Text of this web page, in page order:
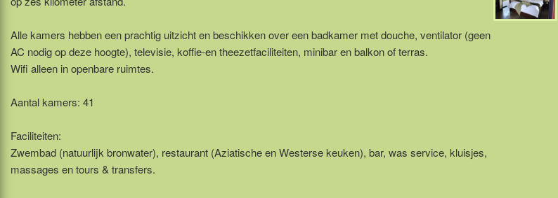
Alle kamers hebben een prachtig uitzicht en beschikken over een badkamer met douche, ventilator (geen
AC nodig op deze hoogte), televisie, koffie-en theezetfaciliteiten, minibar en balkon of terras.
Wifi alleen in openbare ruimtes.
Aantal kamers: 41
Faciliteiten:
Zwembad (natuurlijk bronwater), restaurant (Aziatische en Westerse keuken), bar, was service, kluisjes,
massages en tours & transfers.